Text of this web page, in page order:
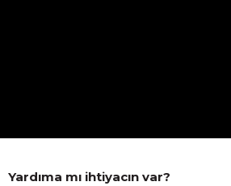
Yardıma mı ihtiyacın var?